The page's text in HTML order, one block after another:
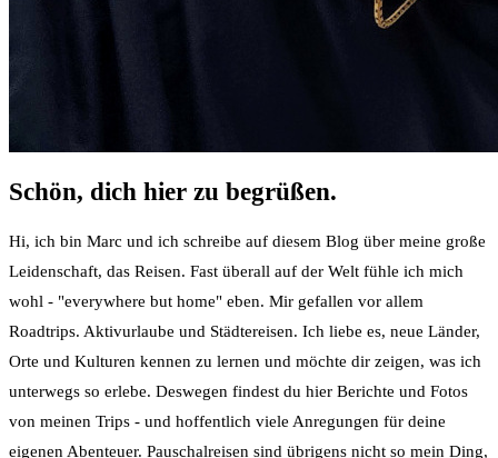
Schön, dich hier zu begrüßen.
Hi, ich bin Marc und ich schreibe auf diesem Blog über meine große
Leidenschaft, das Reisen. Fast überall auf der Welt fühle ich mich
wohl - "everywhere but home" eben. Mir gefallen vor allem
Roadtrips. Aktivurlaube und Städtereisen. Ich liebe es, neue Länder,
Orte und Kulturen kennen zu lernen und möchte dir zeigen, was ich
unterwegs so erlebe. Deswegen findest du hier Berichte und Fotos
von meinen Trips - und hoffentlich viele Anregungen für deine
eigenen Abenteuer. Pauschalreisen sind übrigens nicht so mein Ding,